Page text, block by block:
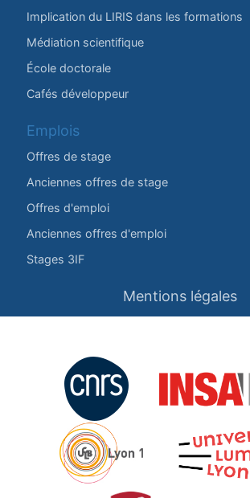
Implication du LIRIS dans les formations
Médiation scientifique
École doctorale
Cafés développeur
Emplois
Offres de stage
Anciennes offres de stage
Offres d'emploi
Anciennes offres d'emploi
Stages 3IF
Mentions légales